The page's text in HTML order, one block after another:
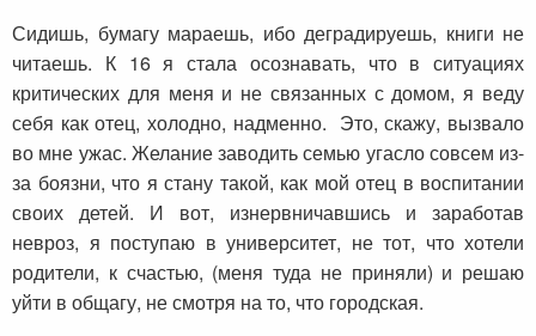
Сидишь, бумагу мараешь, ибо деградируешь, книги не
читаешь. К 16 я стала осознавать, что в ситуациях
критических для меня и не связанных с домом, я веду
себя как отец, холодно, надменно. Это, скажу, вызвало
во мне ужас. Желание заводить семью угасло совсем из-
за боязни, что я стану такой, как мой отец в воспитании
своих детей. И вот, изнервничавшись и заработав
невроз, я поступаю в университет, не тот, что хотели
родители, к счастью, (меня туда не приняли) и решаю
уйти в общагу, не смотря на то, что городская.